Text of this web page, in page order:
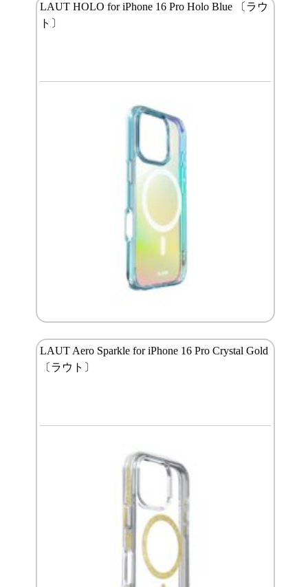
LAUT HOLO for iPhone 16 Pro Holo Blue 〔ラウ
ト〕
LAUT Aero Sparkle for iPhone 16 Pro Crystal Gold
〔ラウト〕